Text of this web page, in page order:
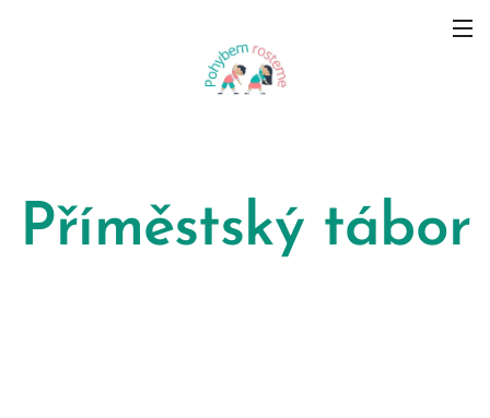
Příměstský tábor